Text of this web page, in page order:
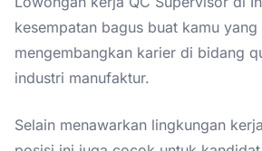
kesempatan bagus buat kamu yang
mengembangkan karier di bidang
industri manufaktur.
Selain menawarkan lingkungan